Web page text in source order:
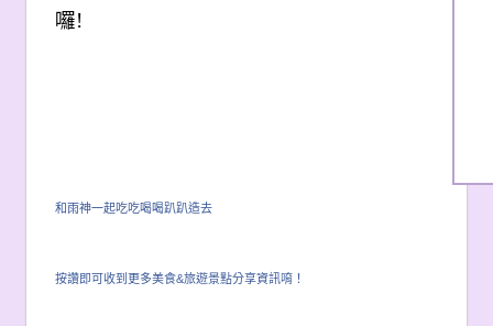
囉!
和雨神一起吃吃喝喝趴趴造去
按讚即可收到更多美食&旅遊景點分享資訊唷！